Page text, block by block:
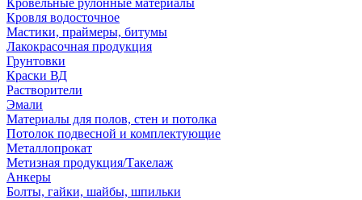
Кровельные рулонные материалы
Кровля водосточное
Мастики, праймеры, битумы
Лакокрасочная продукция
Грунтовки
Краски ВД
Растворители
Эмали
Материалы для полов, стен и потолка
Потолок подвесной и комплектующие
Металлопрокат
Метизная продукция/Такелаж
Анкеры
Болты, гайки, шайбы, шпильки